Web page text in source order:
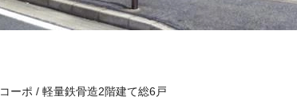
コーポ / 軽量鉄骨造2階建て総6戸